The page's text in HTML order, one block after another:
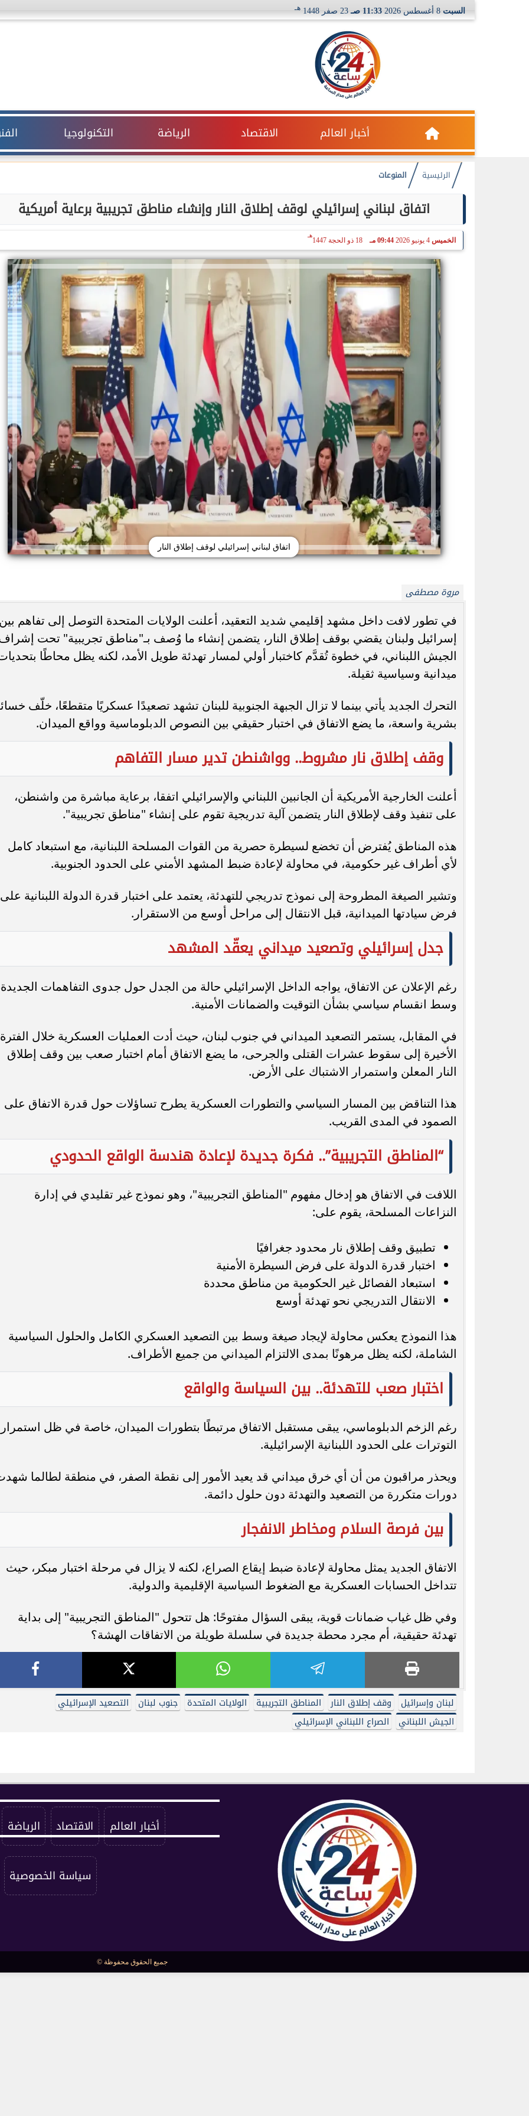
السبت 11:33 صـ 23 صفر 1448 هـ
أخبار العالم الاقتصاد الرياضة التكنولوجيا
الرئيسية المنوعات
اتفاق لبناني إسرائيلي لوقف إطلاق النار وإنشاء مناطق تجريبية برعاية أمريكية
الخميس 4 يونيو 2026 09:44 مـ 18 ذو الحجة 1447
هـ
اتفاق لبناني إسرائيلي لوقف إطلاق النار
مروة مصطفى
في تطور لافت داخل مشهد إقليمي شديد التعقيد، أعلنت الولايات المتحدة التوصل إلى تفاهم بين
إسرائيل ولبنان يقضي بوقف إطلاق النار، يتضمن إنشاء ما وُصف بـ"مناطق تجريبية" تحت
الجيش اللبناني، في خطوة تُقدَّم كاختبار أولي لمسار تهدئة طويل الأمد، لكنه يظل محاطًا
ميدانية وسياسية ثقيلة.
التحرك الجديد يأتي بينما لا تزال الجبهة الجنوبية للبنان تشهد تصعيدًا عسكريًا متقطعًا، خلّف
بشرية واسعة، ما يضع الاتفاق في اختبار حقيقي بين النصوص الدبلوماسية وواقع الميدان.
وقف إطلاق نار مشروط.. وواشنطن تدير مسار التفاهم
أعلنت الخارجية الأمريكية أن الجانبين اللبناني والإسرائيلي اتفقا، برعاية مباشرة من واشنطن،
على تنفيذ وقف لإطلاق النار يتضمن آلية تدريجية تقوم على إنشاء "مناطق تجريبية".
هذه المناطق يُفترض أن تخضع لسيطرة حصرية من القوات المسلحة اللبنانية، مع استبعاد كامل
لأي أطراف غير حكومية، في محاولة لإعادة ضبط المشهد الأمني على الحدود الجنوبية.
وتشير الصيغة المطروحة إلى نموذج تدريجي للتهدئة، يعتمد على اختبار قدرة الدولة اللبنانية على
فرض سيادتها الميدانية، قبل الانتقال إلى مراحل أوسع من الاستقرار.
جدل إسرائيلي وتصعيد ميداني يعقّد المشهد
رغم الإعلان عن الاتفاق، يواجه الداخل الإسرائيلي حالة من الجدل حول جدوى التفاهمات
وسط انقسام سياسي بشأن التوقيت والضمانات الأمنية.
في المقابل، يستمر التصعيد الميداني في جنوب لبنان، حيث أدت العمليات العسكرية خلال الفترة
الأخيرة إلى سقوط عشرات القتلى والجرحى، ما يضع الاتفاق أمام اختبار صعب بين وقف إطلاق
النار المعلن واستمرار الاشتباك على الأرض.
هذا التناقض بين المسار السياسي والتطورات العسكرية يطرح تساؤلات حول قدرة الاتفاق على
الصمود في المدى القريب.
“المناطق التجريبية”.. فكرة جديدة لإعادة هندسة الواقع الحدودي
اللافت في الاتفاق هو إدخال مفهوم "المناطق التجريبية"، وهو نموذج غير تقليدي في إدارة
النزاعات المسلحة، يقوم على:
تطبيق وقف إطلاق نار محدود جغرافيًا
اختبار قدرة الدولة على فرض السيطرة الأمنية
استبعاد الفصائل غير الحكومية من مناطق محددة
الانتقال التدريجي نحو تهدئة أوسع
هذا النموذج يعكس محاولة لإيجاد صيغة وسط بين التصعيد العسكري الكامل والحلول السياسية
الشاملة، لكنه يظل مرهونًا بمدى الالتزام الميداني من جميع الأطراف.
اختبار صعب للتهدئة.. بين السياسة والواقع
رغم الزخم الدبلوماسي، يبقى مستقبل الاتفاق مرتبطًا بتطورات الميدان، خاصة في ظل استمرار
التوترات على الحدود اللبنانية الإسرائيلية.
ويحذر مراقبون من أن أي خرق ميداني قد يعيد الأمور إلى نقطة الصفر، في منطقة لطالما
دورات متكررة من التصعيد والتهدئة دون حلول دائمة.
بين فرصة السلام ومخاطر الانفجار
الاتفاق الجديد يمثل محاولة لإعادة ضبط إيقاع الصراع، لكنه لا يزال في مرحلة اختبار مبكر، حيث
تتداخل الحسابات العسكرية مع الضغوط السياسية الإقليمية والدولية.
وفي ظل غياب ضمانات قوية، يبقى السؤال مفتوحًا: هل تتحول "المناطق التجريبية" إلى بداية
تهدئة حقيقية، أم مجرد محطة جديدة في سلسلة طويلة من الاتفاقات الهشة؟
لبنان وإسرائيل وقف إطلاق النار المناطق التجريبية الولايات المتحدة جنوب لبنان
التصعيد الإسرائيلي
الجيش اللبناني
الصراع اللبناني الإسرائيلي
خطوات إيقاف حفظ الصور والفيديوهات تلقائيًا
في واتساب وتوفير مساحة الهاتف
وصفات الخيار للعناية بالبشرة: ترطيب وتفتيح
طبيعي
غياب محمد صلاح.. موعد مباراة
سبور وجوزتيبي والقنوات الناقلة
أخبار العالم الاقتصاد الرياضة
سياسة الخصوصية
جميع الحقوق محفوظة ©